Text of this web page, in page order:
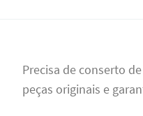
Precisa de conserto
peças originais e